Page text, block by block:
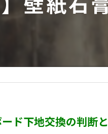
ド下地交換の判断